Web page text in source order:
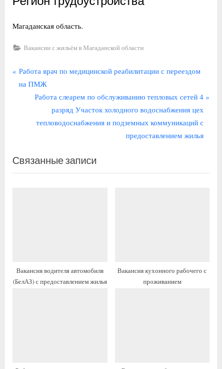
Магаданская область.
Вакансии с жильём в Магаданской области
Навигация
по
П
р
щ
а
Работа врач по медицинской реабилитации с переездом
на ПМЖ
С
е
ю
щ
Работа слеарем по обслуживанию тепловых сетей 4
разряд Участок холодного водоснабжения цех
тепловодоснабжения и подземных коммуникаций с
предоставлением жилья
Связанные записи
Вакансия водителя автомобиля
(БелАЗ) с предоставлением жилья
Вакансия кухонного рабочего с
проживанием